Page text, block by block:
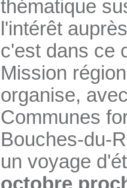
thématique
l'intérêt
c'est dans ce
Mission
organise,
Communes
Bouches-du-
un voyage